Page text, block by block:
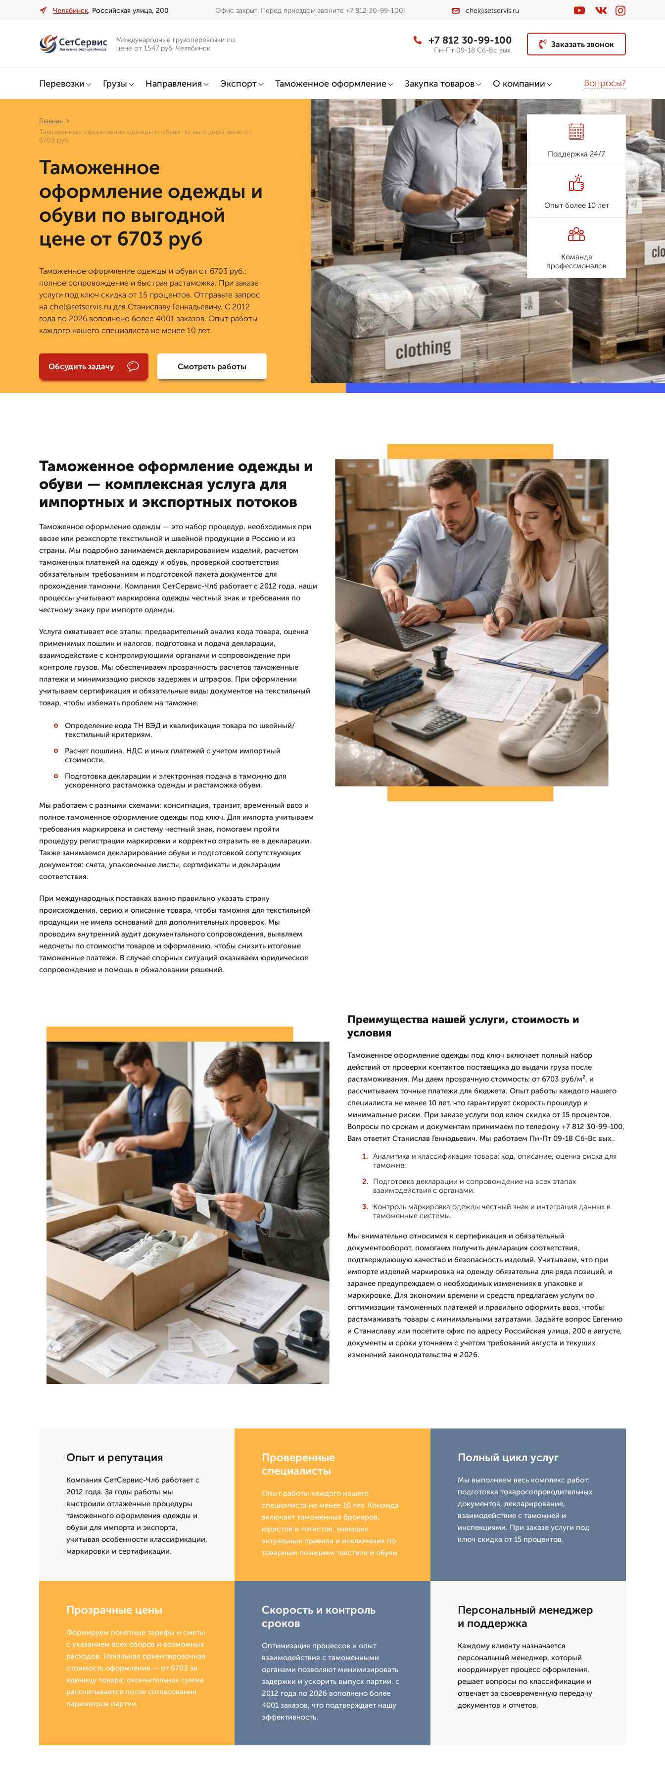
Челябинск, Российская улица, 200 Офис закрыт. Перед приездом звоните +7 812 30-99-100! chel@setservis.ru
Международные грузоперевозки по
цене от 1547 руб. Челябинск
+7 812 30-99-100
Пн-Пт 09-18 Сб-Вс вых.
Заказать звонок
Перевозки Грузы Направления Экспорт Таможенное оформление Закупка товаров О компании Вопросы?
Главная
Таможенное оформление одежды и обуви по выгодной цене от
6703 руб
Таможенное
оформление одежды и
обуви по выгодной
цене от 6703 руб
Таможенное оформление одежды и обуви от 6703 руб.;
полное сопровождение и быстрая растаможка. При заказе
услуги под ключ скидка от 15 процентов. Отправьте запрос
на chel@setservis.ru для Станиславу Геннадьевичу. С 2012
года по 2026 вополнено более 4001 заказов. Опыт работы
каждого нашего специалиста не менее 10 лет.
Обсудить задачу Смотреть работы
Поддержка 24/7
Опыт более 10 лет
Команда
профессионалов
Таможенное оформление одежды и
обуви — комплексная услуга для
импортных и экспортных потоков
Таможенное оформление одежды — это набор процедур, необходимых при
ввозе или реэкспорте текстильной и швейной продукции в Россию и из
страны. Мы подробно занимаемся декларированием изделий, расчетом
таможенных платежей на одежду и обувь, проверкой соответствия
обязательным требованиям и подготовкой пакета документов для
прохождения таможни. Компания СетСервис-Члб работает с 2012 года, наши
процессы учитывают маркировка одежды честный знак и требования по
честному знаку при импорте одежды.
Услуга охватывает все этапы: предварительный анализ кода товара, оценка
применимых пошлин и налогов, подготовка и подача декларации,
взаимодействие с контролирующими органами и сопровождение при
контроле грузов. Мы обеспечиваем прозрачность расчетов таможенные
платежи и минимизацию рисков задержек и штрафов. При оформлении
учитываем сертификация и обязательные виды документов на текстильный
товар, чтобы избежать проблем на таможне.
Определение кода ТН ВЭД и квалификация товара по швейный/
текстильный критериям.
Расчет пошлина, НДС и иных платежей с учетом импортный
стоимости.
Подготовка декларации и электронная подача в таможню для
ускоренного растаможка одежды и растаможка обуви.
Мы работаем с разными схемами: консигнация, транзит, временный ввоз и
полное таможенное оформление одежды под ключ. Для импорта учитываем
требования маркировка и систему честный знак, помогаем пройти
процедуру регистрации маркировки и корректно отразить ее в декларации.
Также занимаемся декларирование обуви и подготовкой сопутствующих
документов: счета, упаковочные листы, сертификаты и декларации
соответствия.
При международных поставках важно правильно указать страну
происхождения, серию и описание товара, чтобы таможня для текстильной
продукции не имела оснований для дополнительных проверок. Мы
проводим внутренний аудит документального сопровождения, выявляем
недочеты по стоимости товаров и оформлению, чтобы снизить итоговые
таможенные платежи. В случае спорных ситуаций оказываем юридическое
сопровождение и помощь в обжаловании решений.
Преимущества нашей услуги, стоимость и
условия
Таможенное оформление одежды под ключ включает полный набор
действий от проверки контактов поставщика до выдачи груза после
растаможивания. Мы даем прозрачную стоимость: от 6703 руб/м², и
рассчитываем точные платежи для бюджета. Опыт работы каждого нашего
специалиста не менее 10 лет, что гарантирует скорость процедур и
минимальные риски. При заказе услуги под ключ скидка от 15 процентов.
Вопросы по срокам и документам принимаем по телефону +7 812 30-99-100,
Вам ответит Станислав Геннадьевич. Мы работаем Пн-Пт 09-18 Сб-Вс вых..
Аналитика и классификация товара: код, описание, оценка риска для
таможне.
Подготовка декларации и сопровождение на всех этапах
взаимодействия с органами.
Контроль маркировка одежды честный знак и интеграция данных в
таможенные системы.
Мы внимательно относимся к сертификация и обязательный
документооборот, помогаем получить декларация соответствия,
подтверждающую качество и безопасность изделий. Учитываем, что при
импорте изделий маркировка на одежду обязательна для ряда позиций, и
заранее предупреждаем о необходимых изменениях в упаковке и
маркировке. Для экономии времени и средств предлагаем услуги по
оптимизации таможенных платежей и правильно оформить ввоз, чтобы
растамаживать товары с минимальными затратами. Задайте вопрос Евгению
и Станиславу или посетите офис по адресу Российская улица, 200 в августе,
документы и сроки уточняем с учетом требований августа и текущих
изменений законодательства в 2026.
Опыт и репутация
Компания СетСервис-Члб работает с
2012 года. За годы работы мы
выстроили отлаженные процедуры
таможенного оформления одежды и
обуви для импорта и экспорта,
учитывая особенности классификации,
маркировки и сертификации.
Проверенные
специалисты
Опыт работы каждого нашего
специалиста не менее 10 лет. Команда
включает таможенных брокеров,
юристов и логистов, знающих
актуальные правила и исключения по
товарным позициям текстиля и обуви.
Полный цикл услуг
Мы выполняем весь комплекс работ:
подготовка товаросопроводительных
документов, декларирование,
взаимодействие с таможней и
инспекциями. При заказе услуги под
ключ скидка от 15 процентов.
Прозрачные цены
Формируем понятные тарифы и сметы
с указанием всех сборов и возможных
расходов. Начальная ориентировочная
стоимость оформления — от 6703 за
единицу товара; окончательная сумма
рассчитывается после согласования
параметров партии.
Скорость и контроль
сроков
Оптимизация процессов и опыт
взаимодействия с таможенными
органами позволяют минимизировать
задержки и ускорить выпуск партии. с
2012 года по 2026 вополнено более
4001 заказов, что подтверждает нашу
эффективность.
Персональный менеджер
и поддержка
Каждому клиенту назначается
персональный менеджер, который
координирует процесс оформления,
решает вопросы по классификации и
отвечает за своевременную передачу
документов и отчетов.